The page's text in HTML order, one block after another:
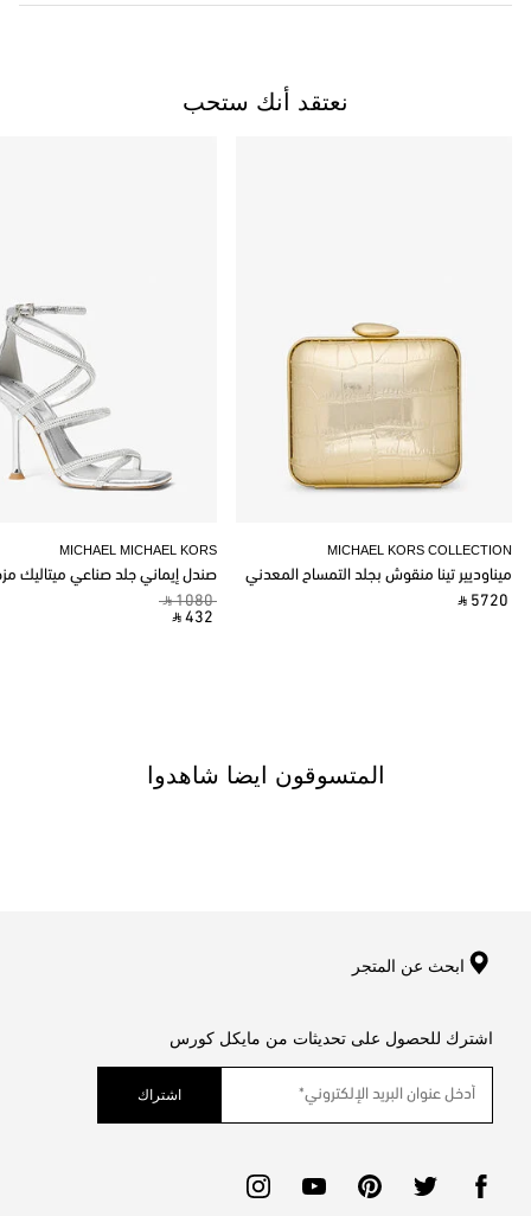
نعتقد أنك ستحب
MICHAEL MICHAEL KORS
صندل إيماني جلد صناعي ميتاليك
‎ ⃁ 1080 ‎
‎ ⃁ 432 ‎
MICHAEL KORS COLLECTION
ميناوديير تينا منقوش بجلد التمساح المعدني
‎ ⃁ 5720 ‎
المتسوقون ايضا شاهدوا
ابحث عن المتجر
اشترك للحصول على تحديثات من مايكل كورس
اشتراك